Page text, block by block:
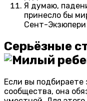
Я думаю,
принесло бы
Сент-Экзюпери
Серьёзные
Если вы подбираете
сообщества, она